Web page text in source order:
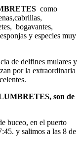
como
bogavantes,
y especies muy
de delfines mulares y
por la extraordinaria
son de
buceo, en el puerto
y salimos a las 8 de